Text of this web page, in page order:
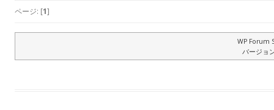
ページ: [1]
WP Forum
バージョ